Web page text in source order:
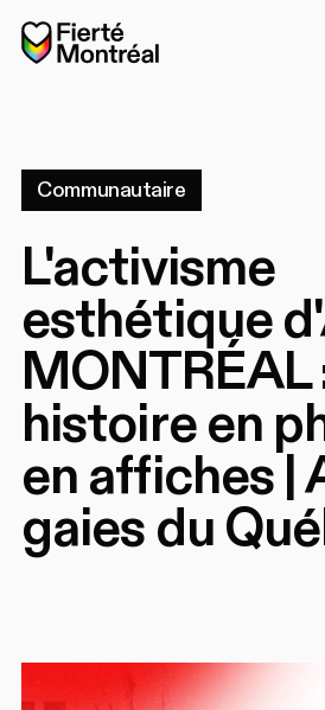
Aller à la navigation
Aller à la navigation
Aller au contenu
Accueil
Communautaire
L'activisme
esthétique
MONTRÉAL
histoire en
en affiches |
gaies du